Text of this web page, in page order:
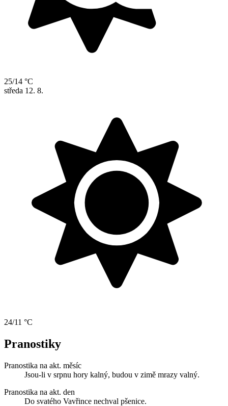
25/14 °C
středa 12. 8.
24/11 °C
Pranostiky
Pranostika na akt. měsíc
Jsou-li v srpnu hory kalný, budou v zimě mrazy valný.
Pranostika na akt. den
Do svatého Vavřince nechval pšenice.